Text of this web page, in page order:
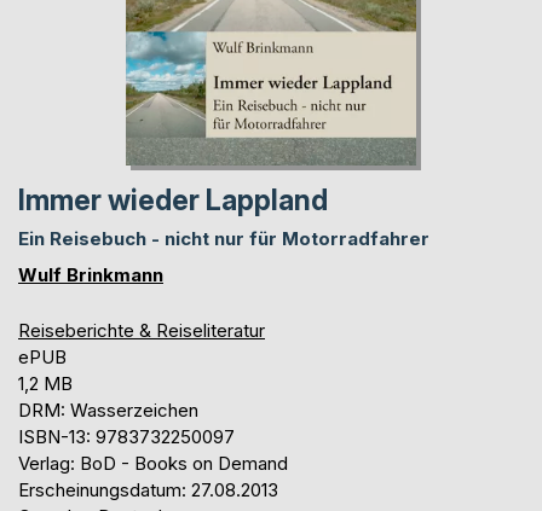
Immer wieder Lappland
Ein Reisebuch - nicht nur für Motorradfahrer
Wulf Brinkmann
Reiseberichte & Reiseliteratur
ePUB
1,2 MB
DRM: Wasserzeichen
ISBN-13: 9783732250097
Verlag: BoD - Books on Demand
Erscheinungsdatum: 27.08.2013